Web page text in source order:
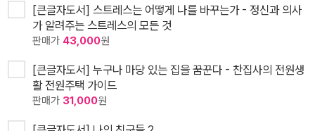
[큰글자도서] 스트레스는 어떻게 나를 바꾸는가 - 정신과 의사
가 알려주는 스트레스의 모든 것
판매가 43,000원
[큰글자도서] 누구나 마당 있는 집을 꿈꾼다 - 찬집사의 전원생
활 전원주택 가이드
판매가 31,000원